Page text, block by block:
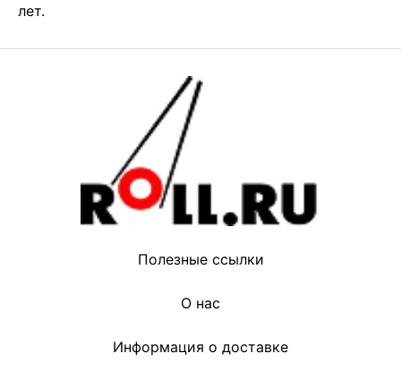
лет.
Полезные ссылки
О нас
Информация о доставке